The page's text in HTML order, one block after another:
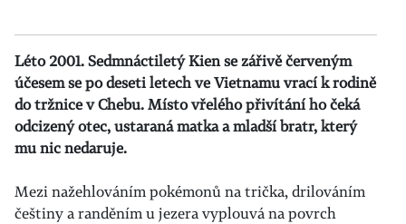
Léto 2001. Sedmnáctiletý Kien se zářivě červeným
účesem se po deseti letech ve Vietnamu vrací k rodině
do tržnice v Chebu. Místo vřelého přivítání ho čeká
odcizený otec, ustaraná matka a mladší bratr, který
mu nic nedaruje.
Mezi nažehlováním pokémonů na trička, drilováním
češtiny a randěním u jezera vyplouvá na povrch